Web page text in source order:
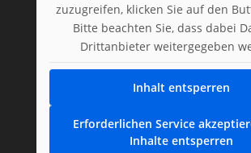
zuzugreifen, klicken Sie auf den
Bitte beachten Sie, dass dabei
Drittanbieter weitergegeben
Inhalt entsperren
Erforderlichen Service
Inhalte entsperren